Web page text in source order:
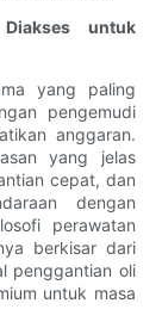
untuk
yang paling
pengemudi
anggaran.
yang jelas
cepat, dan
dengan
perawatan
berkisar dari
penggantian oli
untuk masa